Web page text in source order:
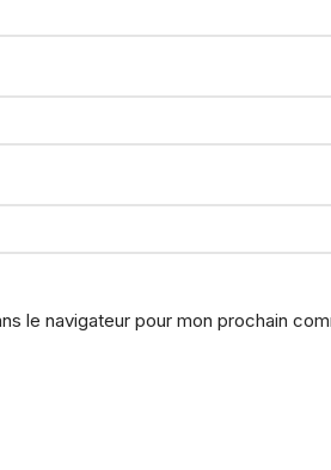
le navigateur pour mon prochain